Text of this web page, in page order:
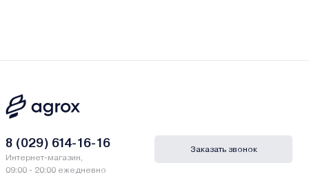
8 (029) 614-16-16
Интернет-магазин,
09:00 - 20:00 ежедневно
Заказать звонок